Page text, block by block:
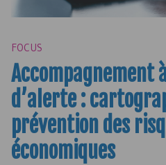
FOCUS
Accompagnement
d’alerte :
prévention des
économiques